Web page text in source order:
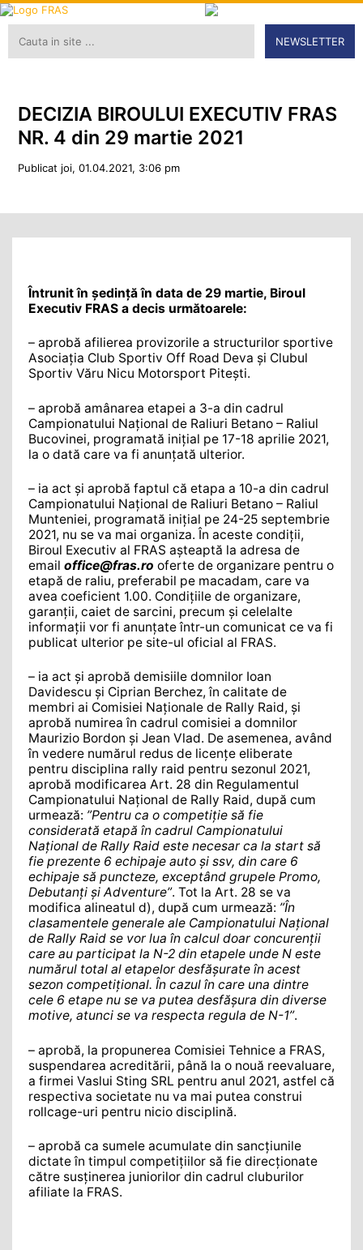
NEWSLETTER
DECIZIA BIROULUI EXECUTIV FRAS
NR. 4 din 29 martie 2021
Publicat joi, 01.04.2021, 3:06 pm
Întrunit în şedinţă în data de 29 martie, Biroul
Executiv FRAS a decis următoarele:
– aprobă afilierea provizorile a structurilor sportive
Asociația Club Sportiv Off Road Deva și Clubul
Sportiv Văru Nicu Motorsport Pitești.
– aprobă amânarea etapei a 3-a din cadrul
Campionatului Național de Raliuri Betano – Raliul
Bucovinei, programată inițial pe 17-18 aprilie 2021,
la o dată care va fi anunțată ulterior.
– ia act și aprobă faptul că etapa a 10-a din cadrul
Campionatului Național de Raliuri Betano – Raliul
Munteniei, programată inițial pe 24-25 septembrie
2021, nu se va mai organiza. În aceste condiții,
Biroul Executiv al FRAS așteaptă la adresa de
email office@fras.ro oferte de organizare pentru o
etapă de raliu, preferabil pe macadam, care va
avea coeficient 1.00. Condițiile de organizare,
garanții, caiet de sarcini, precum și celelalte
informații vor fi anunțate într-un comunicat ce va fi
publicat ulterior pe site-ul oficial al FRAS.
– ia act și aprobă demisiile domnilor Ioan
Davidescu și Ciprian Berchez, în calitate de
membri ai Comisiei Naționale de Rally Raid, și
aprobă numirea în cadrul comisiei a domnilor
Maurizio Bordon și Jean Vlad. De asemenea, având
în vedere numărul redus de licențe eliberate
pentru disciplina rally raid pentru sezonul 2021,
aprobă modificarea Art. 28 din Regulamentul
Campionatului Național de Rally Raid, după cum
urmează: ”Pentru ca o competiție să fie
considerată etapă în cadrul Campionatului
Național de Rally Raid este necesar ca la start să
fie prezente 6 echipaje auto și ssv, din care 6
echipaje să puncteze, exceptând grupele Promo,
Debutanți și Adventure”. Tot la Art. 28 se va
modifica alineatul d), după cum urmează: ”În
clasamentele generale ale Campionatului Național
de Rally Raid se vor lua în calcul doar concurenții
care au participat la N-2 din etapele unde N este
numărul total al etapelor desfășurate în acest
sezon competițional. În cazul în care una dintre
cele 6 etape nu se va putea desfășura din diverse
motive, atunci se va respecta regula de N-1”.
– aprobă, la propunerea Comisiei Tehnice a FRAS,
suspendarea acreditării, până la o nouă reevaluare,
a firmei Vaslui Sting SRL pentru anul 2021, astfel că
respectiva societate nu va mai putea construi
rollcage-uri pentru nicio disciplină.
– aprobă ca sumele acumulate din sancțiunile
dictate în timpul competițiilor să fie direcționate
către susținerea juniorilor din cadrul cluburilor
afiliate la FRAS.